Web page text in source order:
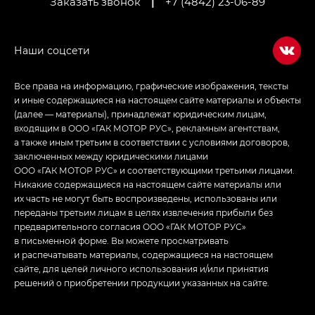
Empow — Эмпау (Empow) в комплектации
Все права на информацию, графические изображения, тексты
и иные содержащиеся на настоящем сайте материалы и объекты
(далее — материалы), принадлежат юридическим лицам,
входящим в ООО «ГАК МОТОР РУС», рекламным агентствам,
а также иным третьим в соответствии с условиями договоров,
заключенных между юридическими лицами
ООО «ГАК МОТОР РУС» и соответствующими третьими лицами.
Никакие содержащиеся на настоящем сайте материалы или
их часть не могут быть воспроизведены, использованы или
переданы третьим лицам в целях извлечения прибыли без
предварительного согласия ООО «ГАК МОТОР РУС»
в письменной форме. Вы можете просматривать
и распечатывать материалы, содержащиеся на настоящем
сайте, для целей личного использования и/или принятия
решений о приобретении продукции указанных на сайте.